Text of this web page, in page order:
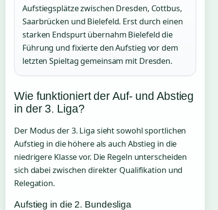
Aufstiegsplätze zwischen Dresden, Cottbus,
Saarbrücken und Bielefeld. Erst durch einen
starken Endspurt übernahm Bielefeld die
Führung und fixierte den Aufstieg vor dem
letzten Spieltag gemeinsam mit Dresden.
Wie funktioniert der Auf- und Abstieg
in der 3. Liga?
Der Modus der 3. Liga sieht sowohl sportlichen
Aufstieg in die höhere als auch Abstieg in die
niedrigere Klasse vor. Die Regeln unterscheiden
sich dabei zwischen direkter Qualifikation und
Relegation.
Aufstieg in die 2. Bundesliga